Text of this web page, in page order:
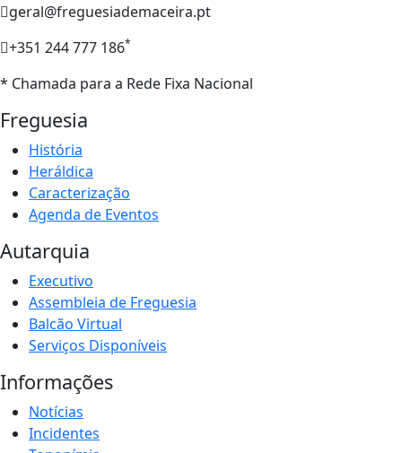
geral@freguesiademaceira.pt
+351 244 777 186*
* Chamada para a Rede Fixa Nacional
Freguesia
História
Heráldica
Caracterização
Agenda de Eventos
Autarquia
Executivo
Assembleia de Freguesia
Balcão Virtual
Serviços Disponíveis
Informações
Notícias
Incidentes